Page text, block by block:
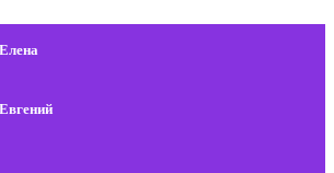
Елена
Евгений